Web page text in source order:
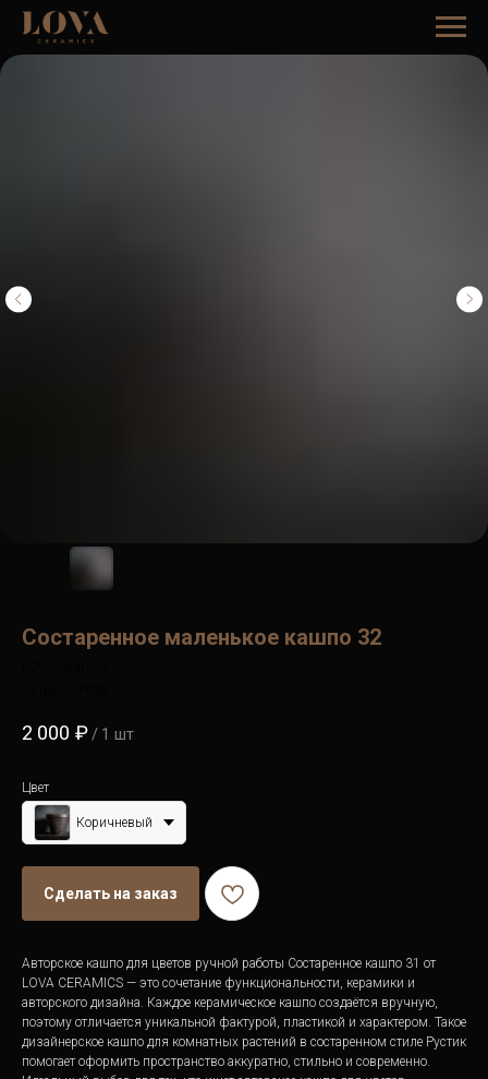
Состаренное маленькое кашпо 32
2 000 ₽/ 1 шт
Цвет
Коричневый
Сделать на заказ
Авторское кашпо для цветов ручной работы Состаренное кашпо 31 от
LOVA CERAMICS — это сочетание функциональности, керамики и
авторского дизайна. Каждое керамическое кашпо создаётся вручную,
поэтому отличается уникальной фактурой, пластикой и характером. Такое
дизайнерское кашпо для комнатных растений в состаренном стиле Рустик
помогает оформить пространство аккуратно, стильно и современно.